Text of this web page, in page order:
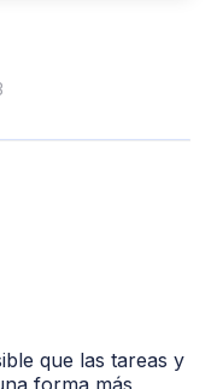
que las tareas y
forma más